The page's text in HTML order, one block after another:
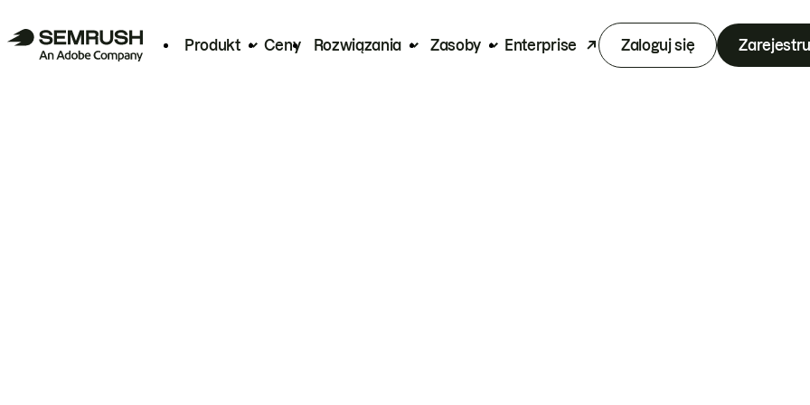
Produkt Ceny Rozwiązania Zasoby Enterprise Zaloguj się